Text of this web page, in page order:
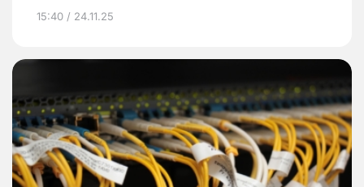
15:40 / 24.11.25